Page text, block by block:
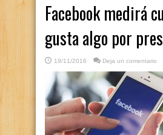
Facebook medirá
gusta algo por
19/11/2016 Deja un comentario